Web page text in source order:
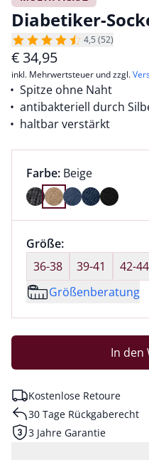
Diabetiker-
4,5 (52)
€ 34,95
inkl. Mehrwertsteuer und zzgl.
Spitze ohne Naht
antibakteriell durch
haltbar verstärkt
Farbauswahl:
Farbe: aktuell
Beige
Farbe Beige ausgewählt
Größenauswahl:
Größe:nichts
36-38
39-41 42-44
Größenberatung
In den
Kostenlose Retoure
30 Tage Rückgaberecht
3 Jahre Garantie